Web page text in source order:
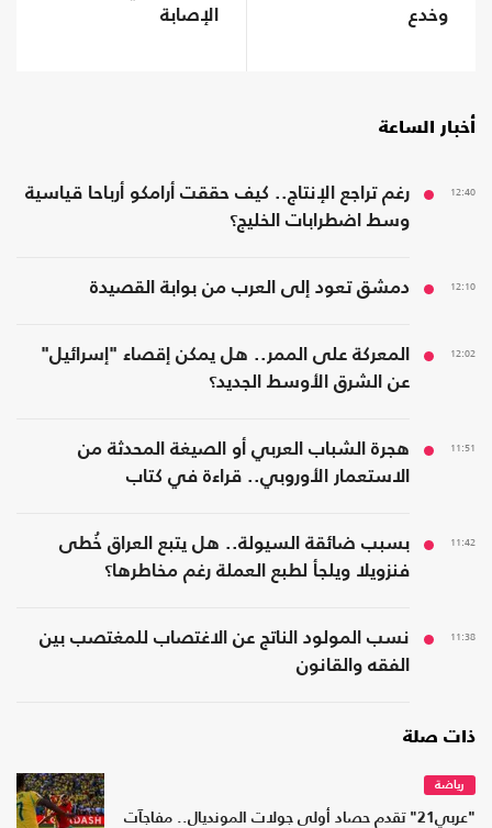
وخدع
الإصابة
أخبار الساعة
12:40
رغم تراجع الإنتاج.. كيف حققت أرامكو أرباحا قياسية
وسط اضطرابات الخليج؟
12:10 دمشق تعود إلى العرب من بوابة القصيدة
12:02
المعركة على الممر.. هل يمكن إقصاء "إسرائيل"
عن الشرق الأوسط الجديد؟
11:51
هجرة الشباب العربي أو الصيغة المحدثة من
الاستعمار الأوروبي.. قراءة في كتاب
11:42
بسبب ضائقة السيولة.. هل يتبع العراق خُطى
فنزويلا ويلجأ لطبع العملة رغم مخاطرها؟
11:38
نسب المولود الناتج عن الاغتصاب للمغتصب بين
الفقه والقانون
ذات صلة
رياضة
"عربي21" تقدم حصاد أولى جولات المونديال.. مفاجآت